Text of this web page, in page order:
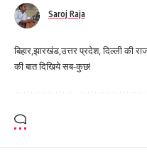
Saroj Raja
बिहार,झारखंड,उत्तर प्रदेश, दिल्ली की
की बात दिखिये सब-कुछ!